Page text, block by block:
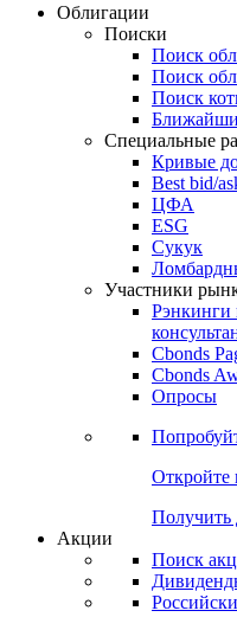
Облигации
Поиски
Поиск
Поиск
Поиск
Специальные
Кривые
Best bid/
ЦФА
ESG
Сукук
Участники
Рэнкинги
Cbonds
Cbonds
Опросы
Откройте
Получить
Акции
Поиск